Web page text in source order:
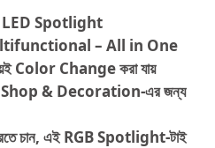
Spotlight
– All in One
Color Change করা যায়
& Decoration-এর জন্য
চান, এই RGB Spotlight-টাই